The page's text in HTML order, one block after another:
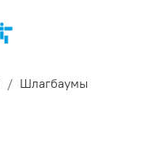
Шлагбаумы